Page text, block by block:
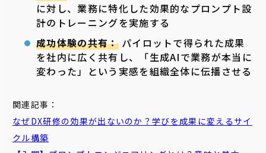
に対し、業務に特化した効果的なプロンプト設
計のトレーニングを実施する
成功体験の共有：パイロットで得られた成果
を社内に広く共有し、「生成AIで業務が本当に
変わった」という実感を組織全体に伝播させる
関連記事：
なぜDX研修の効果が出ないのか？学びを成果に変えるサイ
クル構築